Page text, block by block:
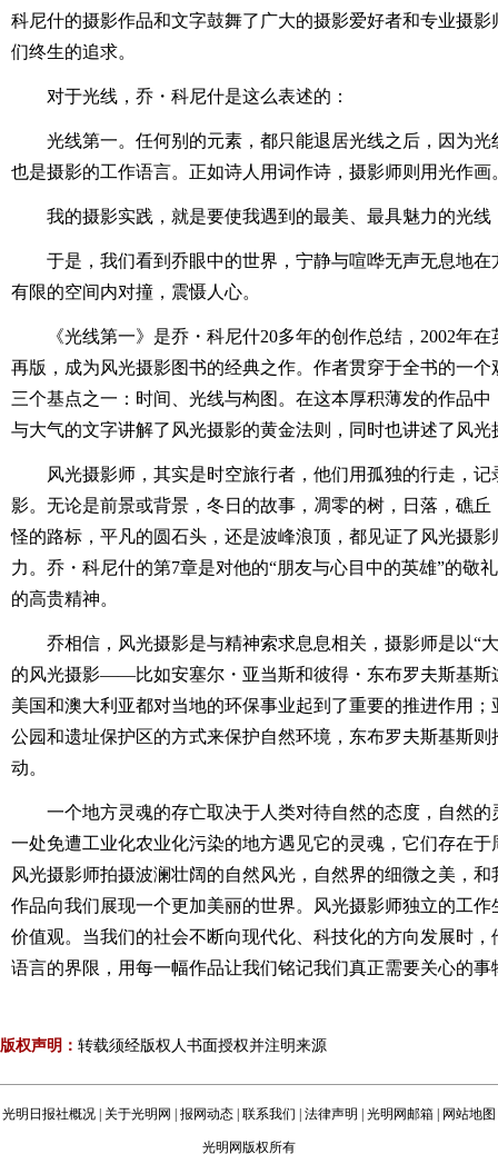
科尼什的摄影作品和文字鼓舞了广大的摄影爱好者和专业摄
们终生的追求。
对于光线，乔・科尼什是这么表述的：
光线第一。任何别的元素，都只能退居光线之后，因为
也是摄影的工作语言。正如诗人用词作诗，摄影师则用光作画
我的摄影实践，就是要使我遇到的最美、最具魅力的光线
于是，我们看到乔眼中的世界，宁静与喧哗无声无息地
有限的空间内对撞，震慑人心。
《光线第一》是乔・科尼什20多年的创作总结，2002年
再版，成为风光摄影图书的经典之作。作者贯穿于全书的一
三个基点之一：时间、光线与构图。在这本厚积薄发的作品
与大气的文字讲解了风光摄影的黄金法则，同时也讲述了风光
风光摄影师，其实是时空旅行者，他们用孤独的行走，
影。无论是前景或背景，冬日的故事，凋零的树，日落，礁
怪的路标，平凡的圆石头，还是波峰浪顶，都见证了风光摄
力。乔・科尼什的第7章是对他的“朋友与心目中的英雄”的敬
的高贵精神。
乔相信，风光摄影是与精神索求息息相关，摄影师是以“
的风光摄影――比如安塞尔・亚当斯和彼得・东布罗夫斯基斯
美国和澳大利亚都对当地的环保事业起到了重要的推进作用
公园和遗址保护区的方式来保护自然环境，东布罗夫斯基斯
动。
一个地方灵魂的存亡取决于人类对待自然的态度，自然
一处免遭工业化农业化污染的地方遇见它的灵魂，它们存在
风光摄影师拍摄波澜壮阔的自然风光，自然界的细微之美，
作品向我们展现一个更加美丽的世界。风光摄影师独立的工
价值观。当我们的社会不断向现代化、科技化的方向发展时
语言的界限，用每一幅作品让我们铭记我们真正需要关心的事
版权声明： 转载须经版权人书面授权并注明来源
光明日报社概况 关于光明网 报网动态 联系我们 法律声明 光明网邮箱 网站地图
光明网版权所有